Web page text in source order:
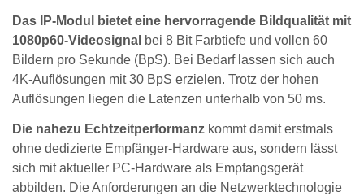
Das IP-Modul bietet eine hervorragende Bildqualität mit
1080p60-Videosignal bei 8 Bit Farbtiefe und vollen 60
Bildern pro Sekunde (BpS). Bei Bedarf lassen sich auch
4K-Auflösungen mit 30 BpS erzielen. Trotz der hohen
Auflösungen liegen die Latenzen unterhalb von 50 ms.
Die nahezu Echtzeitperformanz kommt damit erstmals
ohne dedizierte Empfänger-Hardware aus, sondern lässt
sich mit aktueller PC-Hardware als Empfangsgerät
abbilden. Die Anforderungen an die Netzwerktechnologie